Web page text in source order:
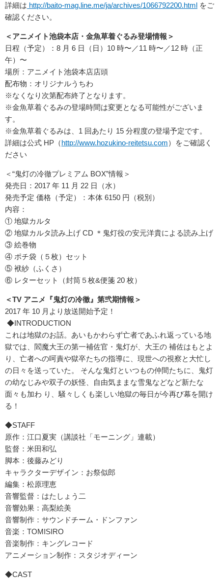
詳細は http://baito-mag.line.me/ja/archives/1066792200.html をご
確認ください。
＜アニメイト池袋本店・金魚草着ぐるみ登場情報＞
日程（予定）：8 月 6 日（日）10 時〜／11 時〜／12 時（正
午）〜
場所：アニメイト池袋本店店頭
配布物：オリジナルうちわ
※なくなり次第配布終了となります。
※金魚草着ぐるみの登場時間は変更となる可能性がございま
す。
※金魚草着ぐるみは、1 回あたり 15 分程度の登場予定です。
詳細は公式 HP（http://www.hozukino-reitetsu.com）をご確認く
ださい
＜“鬼灯の冷徹プレミアム BOX”情報＞
発売日：2017 年 11 月 22 日（水）
発売予定 価格（予定）：本体 6150 円（税別）
内容：
① 地獄カルタ
② 地獄カルタ読み上げ CD ＊鬼灯役の安元洋貴による読み上げ
③ 絵巻物
④ ポチ袋（５枚）セット
⑤ 袱紗（ふくさ）
⑥ レターセット（封筒５枚&便箋 20 枚）
＜TV アニメ『鬼灯の冷徹』第弐期情報＞
2017 年 10 月より放送開始予定！
◆INTRODUCTION
これは地獄のお話。あいもかわらず亡者であふれ返っている地
獄では、閻魔大王の第一補佐官・鬼灯が、大王の 補佐はもとよ
り、亡者への呵責や獄卒たちの指導に、現世への視察と大忙し
の日々を送っていた。 そんな鬼灯といつもの仲間たちに、鬼灯
の幼なじみや双子の妖怪、自由気ままな雪鬼などなど新たな
面々も加わ り、騒々しくも楽しい地獄の毎日が今再び幕を開け
る！
◆STAFF
原作：江口夏実（講談社「モーニング」連載）
監督：米田和弘
脚本：後藤みどり
キャラクターデザイン：お祭似郎
編集：松原理恵
音響監督：はたしょう二
音響効果：高梨絵美
音響制作：サウンドチーム・ドンファン
音楽：TOMISIRO
音楽制作：キングレコード
アニメーション制作：スタジオディーン
◆CAST